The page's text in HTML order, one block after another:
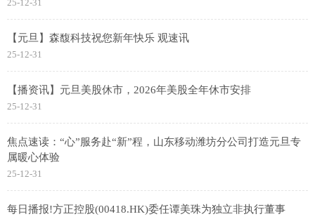
25-12-31
【元旦】森馥科技祝您新年快乐 观速讯
25-12-31
【播资讯】元旦美股休市，2026年美股全年休市安排
25-12-31
焦点速读：“心”服务赴“新”程，山东移动潍坊分公司打造元旦专
属暖心体验
25-12-31
每日播报!方正控股(00418.HK)委任谭美珠为独立非执行董事